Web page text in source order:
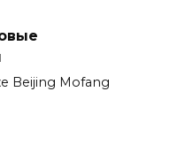
Beijing Mofang